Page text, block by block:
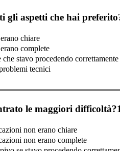
gli aspetti che hai
chiare
complete
stavo procedendo correttamente
tecnici
le maggiori difficoltà?
non erano chiare
non erano complete